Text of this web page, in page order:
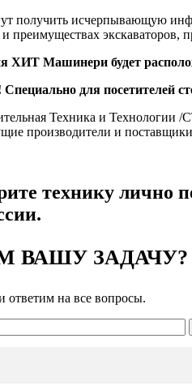
получить исчерпывающую
и преимуществах
ХИТ Машинери будет
для посетителей
Техника и Технологии /
производители и
технику лично
ВАШУ ЗАДАЧУ?
на все вопросы.